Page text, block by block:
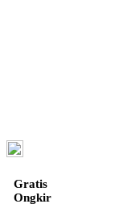
Gratis
Ongkir